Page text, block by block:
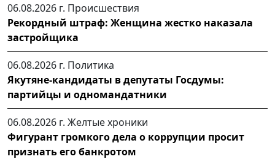
06.08.2026 г. Происшествия
Рекордный штраф: Женщина жестко наказала
застройщика
06.08.2026 г. Политика
Якутяне-кандидаты в депутаты Госдумы:
партийцы и одномандатники
06.08.2026 г. Желтые хроники
Фигурант громкого дела о коррупции просит
признать его банкротом